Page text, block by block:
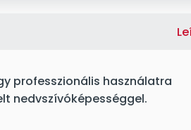
professzionális használatra
nedvszívóképességgel.